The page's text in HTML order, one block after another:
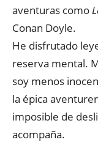
aventuras como
Conan Doyle.
He disfrutado
reserva mental.
soy menos
la épica
imposible de
acompaña.